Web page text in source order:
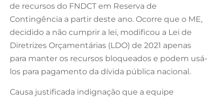
de recursos do FNDCT em Reserva de
Contingência a partir deste ano. Ocorre que o ME,
decidido a não cumprir a lei, modificou a Lei de
Diretrizes Orçamentárias (LDO) de 2021 apenas
para manter os recursos bloqueados e podem usá-
los para pagamento da dívida pública nacional.
Causa justificada indignação que a equipe